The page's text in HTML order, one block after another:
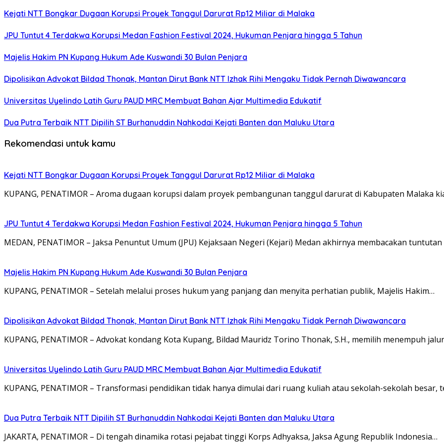
Kejati NTT Bongkar Dugaan Korupsi Proyek Tanggul Darurat Rp12 Miliar di Malaka
JPU Tuntut 4 Terdakwa Korupsi Medan Fashion Festival 2024, Hukuman Penjara hingga 5 Tahun
Majelis Hakim PN Kupang Hukum Ade Kuswandi 30 Bulan Penjara
Dipolisikan Advokat Bildad Thonak, Mantan Dirut Bank NTT Izhak Rihi Mengaku Tidak Pernah Diwawancara
Universitas Uyelindo Latih Guru PAUD MRC Membuat Bahan Ajar Multimedia Edukatif
Dua Putra Terbaik NTT Dipilih ST Burhanuddin Nahkodai Kejati Banten dan Maluku Utara
Rekomendasi untuk kamu
Kejati NTT Bongkar Dugaan Korupsi Proyek Tanggul Darurat Rp12 Miliar di Malaka
KUPANG, PENATIMOR – Aroma dugaan korupsi dalam proyek pembangunan tanggul darurat di Kabupaten Malaka
JPU Tuntut 4 Terdakwa Korupsi Medan Fashion Festival 2024, Hukuman Penjara hingga 5 Tahun
MEDAN, PENATIMOR – Jaksa Penuntut Umum (JPU) Kejaksaan Negeri (Kejari) Medan akhirnya membacakan
Majelis Hakim PN Kupang Hukum Ade Kuswandi 30 Bulan Penjara
KUPANG, PENATIMOR – Setelah melalui proses hukum yang panjang dan menyita perhatian publik, Majelis Hakim…
Dipolisikan Advokat Bildad Thonak, Mantan Dirut Bank NTT Izhak Rihi Mengaku Tidak Pernah Diwawancara
KUPANG, PENATIMOR – Advokat kondang Kota Kupang, Bildad Mauridz Torino Thonak, S.H., memilih menempuh
Universitas Uyelindo Latih Guru PAUD MRC Membuat Bahan Ajar Multimedia Edukatif
KUPANG, PENATIMOR – Transformasi pendidikan tidak hanya dimulai dari ruang kuliah atau sekolah-sekolah besar,
Dua Putra Terbaik NTT Dipilih ST Burhanuddin Nahkodai Kejati Banten dan Maluku Utara
JAKARTA, PENATIMOR – Di tengah dinamika rotasi pejabat tinggi Korps Adhyaksa, Jaksa Agung Republik Indonesia…